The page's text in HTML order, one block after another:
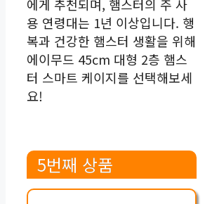
에게 추천되며, 햄스터의 주 사
용 연령대는 1년 이상입니다. 행
복과 건강한 햄스터 생활을 위해
에이무드 45cm 대형 2층 햄스
터 스마트 케이지를 선택해보세
요!
5번째 상품